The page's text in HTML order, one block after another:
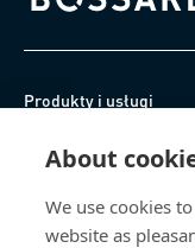
About
We use cookies
website as
Bossard homepage
Produkty i usługi
Centrum Wiedzy
Bezpośredni dostęp